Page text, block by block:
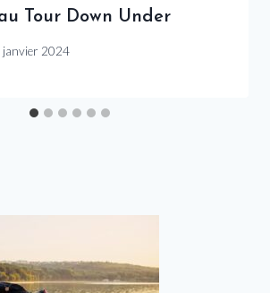
Tour Down Under
janvier 2024